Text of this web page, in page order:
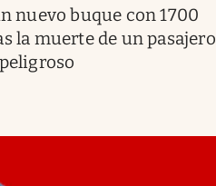
nuevo buque con 1700
la muerte de un pasajero